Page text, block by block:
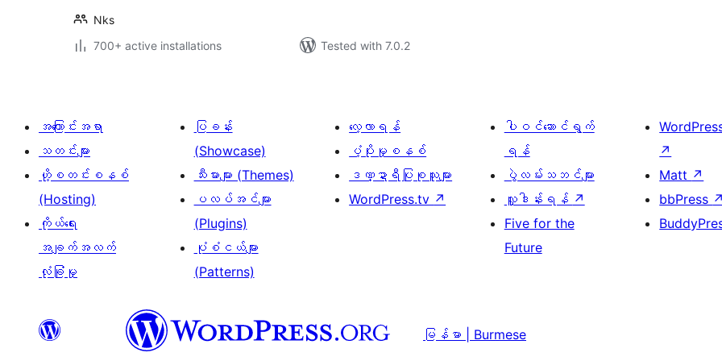
Nks
700+ active installations
Tested with 7.0.2
အကြောင်းအရာ
သတင်းများ
ဟို့စတင်းစနစ်
(Hosting)
ကိုယ်ရေး
အချက်အလက်
လုံခြုံမှု
ပြခန်း
(Showcase)
သီးမားများ (Themes)
ပလပ်အင်များ
(Plugins)
ပုံစံငယ်များ
(Patterns)
လေ့လာရန်
ပံ့ပိုးမှုစနစ်
ဒဏ္ဍာရီပြုစုသူများ
WordPress.tv ↗
ပါဝင်ဆောင်ရွက်
ရန်
ပွဲလမ်းသဘင်များ
လှူဒါန်းရန် ↗
Five for the
Future
↗
Matt ↗
bbPress ↗
မြန်မာ | Burmese